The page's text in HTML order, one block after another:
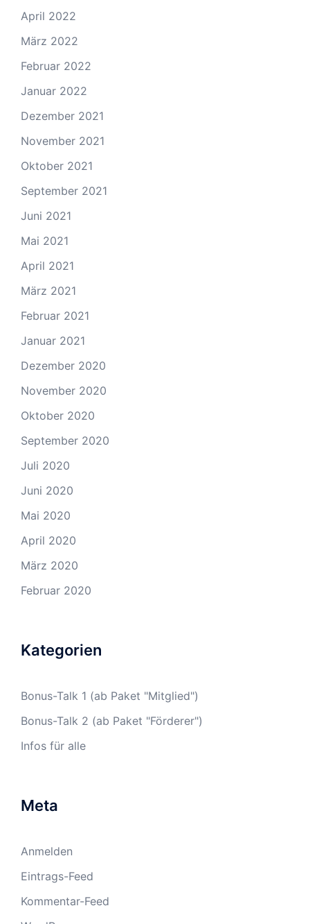
April 2022
März 2022
Februar 2022
Januar 2022
Dezember 2021
November 2021
Oktober 2021
September 2021
Juni 2021
Mai 2021
April 2021
März 2021
Februar 2021
Januar 2021
Dezember 2020
November 2020
Oktober 2020
September 2020
Juli 2020
Juni 2020
Mai 2020
April 2020
März 2020
Februar 2020
Kategorien
Bonus-Talk 1 (ab Paket "Mitglied")
Bonus-Talk 2 (ab Paket "Förderer")
Infos für alle
Meta
Anmelden
Eintrags-Feed
Kommentar-Feed